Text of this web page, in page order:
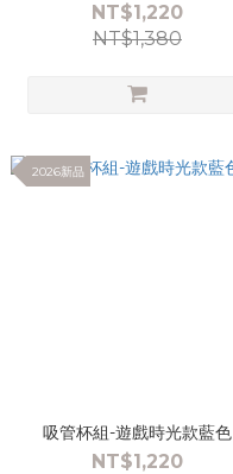
NT$1,220
NT$1,380
2026新品
吸管杯組-遊戲時光款藍色
NT$1,220